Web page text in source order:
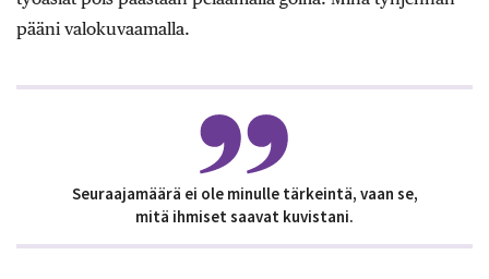
pääni valokuvaamalla.
Seuraajamäärä ei ole minulle tärkeintä, vaan se,
mitä ihmiset saavat kuvistani.